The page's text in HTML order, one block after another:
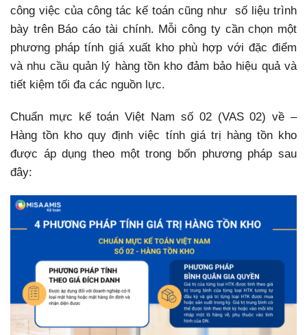
công việc của công tác kế toán cũng như số liệu trình
bày trên Báo cáo tài chính. Mỗi công ty cần chọn một
phương pháp tính giá xuất kho phù hợp với đặc điểm
và nhu cầu quản lý hàng tồn kho đảm bảo hiệu quả và
tiết kiệm tối đa các nguồn lực.
Chuẩn mực kế toán Việt Nam số 02 (VAS 02) về –
Hàng tồn kho quy định việc tính giá trị hàng tồn kho
được áp dụng theo một trong bốn phương pháp sau
đây: